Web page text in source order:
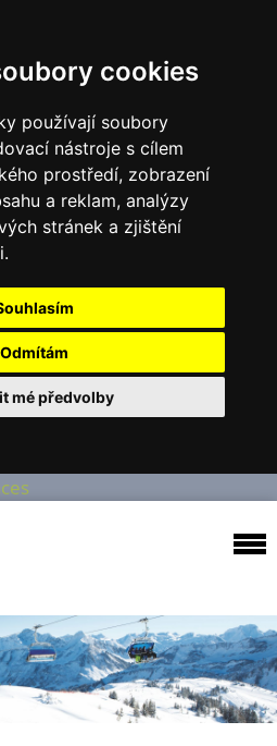
cookies
používají soubory
nástroje s cílem
prostředí, zobrazení
a reklam, analýzy
stránek a zjištění
Odmítám
mé předvolby